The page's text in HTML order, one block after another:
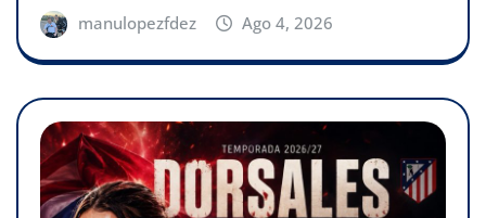
manulopezfdez Ago 4, 2026